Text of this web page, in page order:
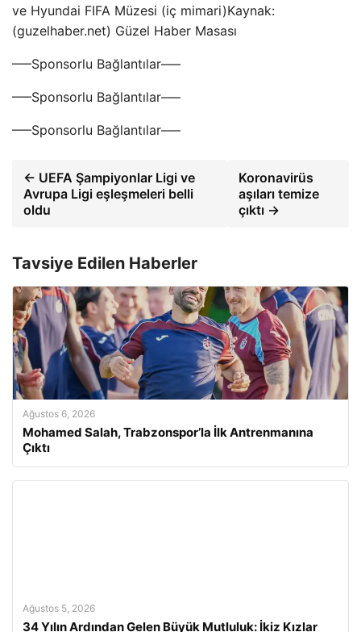
ve Hyundai FIFA Müzesi (iç mimari)Kaynak:
(guzelhaber.net) Güzel Haber Masası
—–Sponsorlu Bağlantılar—–
—–Sponsorlu Bağlantılar—–
—–Sponsorlu Bağlantılar—–
← UEFA Şampiyonlar Ligi ve
Avrupa Ligi eşleşmeleri belli
oldu
Koronavirüs
aşıları temize
çıktı →
Tavsiye Edilen Haberler
Ağustos 6, 2026
Mohamed Salah, Trabzonspor’la İlk Antrenmanına
Çıktı
Ağustos 5, 2026
34 Yılın Ardından Gelen Büyük Mutluluk: İkiz Kızlar